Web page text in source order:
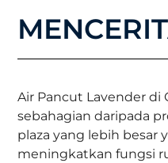
Air Pancut Lavender di
sebahagian daripada
plaza yang lebih
meningkatkan fungsi